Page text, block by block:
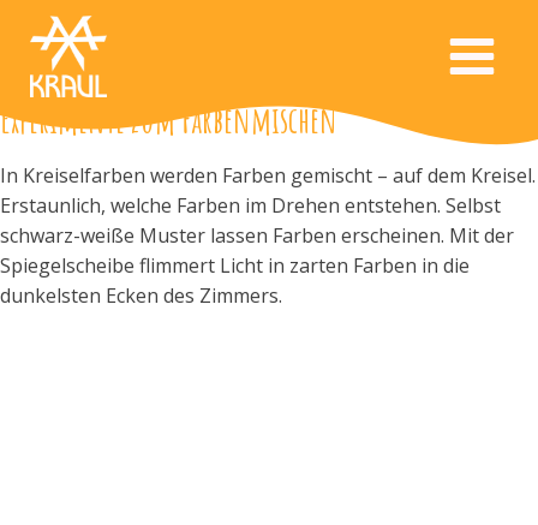
Experimente zum Farbenmischen
In Kreiselfarben werden Farben gemischt – auf dem Kreisel.
Erstaunlich, welche Farben im Drehen entstehen. Selbst
schwarz-weiße Muster lassen Farben erscheinen. Mit der
Spiegelscheibe flimmert Licht in zarten Farben in die
dunkelsten Ecken des Zimmers.